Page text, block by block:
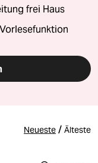
frei Haus
Neueste / Älteste